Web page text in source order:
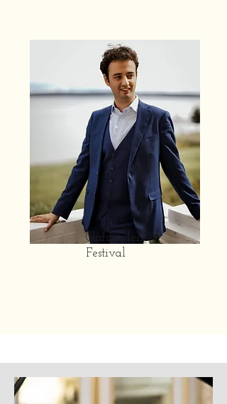
Glafsfjorden
Festival